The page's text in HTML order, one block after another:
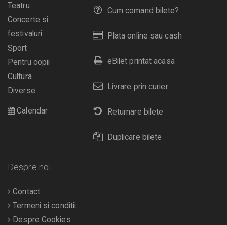
Cum comand bilete?
Plata online sau cash
eBilet printat acasa
Livrare prin curier
Returnare bilete
Duplicare bilete
Teatru
Concerte si
festivaluri
Sport
Pentru copii
Cultura
Diverse
Calendar
Despre noi
Contact
Termeni si conditii
Despre Cookies